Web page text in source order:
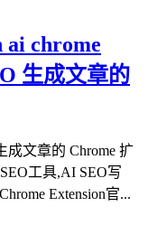
ai chrome
生成文章的
文章的 Chrome 扩
工具,AI SEO写
Extension官...